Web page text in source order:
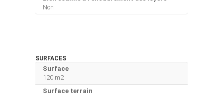
Non
SURFACES
Surface
120 m2
Surface terrain